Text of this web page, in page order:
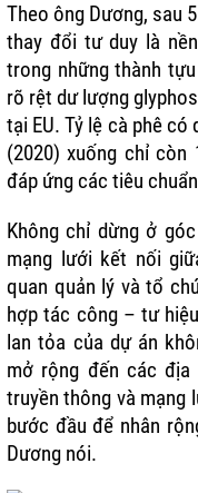
Theo ông Dương, sau
thay đổi tư duy là
trong những thành
rõ rệt dư lượng
tại EU. Tỷ lệ cà phê
(2020) xuống chỉ còn
đáp ứng các tiêu
Không chỉ dừng ở
mạng lưới kết nối
quan quản lý và tổ
hợp tác công – tư
lan tỏa của dự án
mở rộng đến các địa
truyền thông và mạng
bước đầu để nhân
Dương nói.